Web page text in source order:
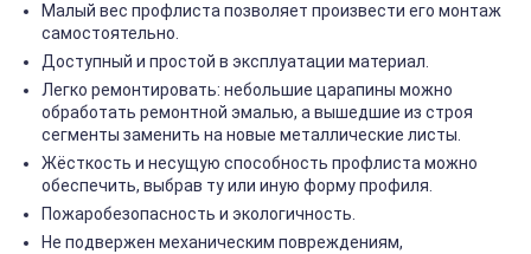
Малый вес профлиста позволяет произвести его монтаж
самостоятельно.
Доступный и простой в эксплуатации материал.
Легко ремонтировать: небольшие царапины можно
обработать ремонтной эмалью, а вышедшие из строя
сегменты заменить на новые металлические листы.
Жёсткость и несущую способность профлиста можно
обеспечить, выбрав ту или иную форму профиля.
Пожаробезопасность и экологичность.
Не подвержен механическим повреждениям,